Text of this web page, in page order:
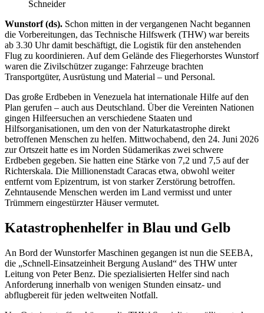
Schneider
Wunstorf (ds). Schon mitten in der vergangenen Nacht begannen
die Vorbereitungen, das Technische Hilfswerk (THW) war bereits
ab 3.30 Uhr damit beschäftigt, die Logistik für den anstehenden
Flug zu koordinieren. Auf dem Gelände des Fliegerhorstes Wunstorf
waren die Zivilschützer zugange: Fahrzeuge brachten
Transportgüter, Ausrüstung und Material – und Personal.
Das große Erdbeben in Venezuela hat internationale Hilfe auf den
Plan gerufen – auch aus Deutschland. Über die Vereinten Nationen
gingen Hilfeersuchen an verschiedene Staaten und
Hilfsorganisationen, um den von der Naturkatastrophe direkt
betroffenen Menschen zu helfen. Mittwochabend, den 24. Juni 2026
zur Ortszeit hatte es im Norden Südamerikas zwei schwere
Erdbeben gegeben. Sie hatten eine Stärke von 7,2 und 7,5 auf der
Richterskala. Die Millionenstadt Caracas etwa, obwohl weiter
entfernt vom Epizentrum, ist von starker Zerstörung betroffen.
Zehntausende Menschen werden im Land vermisst und unter
Trümmern eingestürzter Häuser vermutet.
Katastrophenhelfer in Blau und Gelb
An Bord der Wunstorfer Maschinen gegangen ist nun die SEEBA,
die „Schnell-Einsatzeinheit Bergung Ausland“ des THW unter
Leitung von Peter Benz. Die spezialisierten Helfer sind nach
Anforderung innerhalb von wenigen Stunden einsatz- und
abflugbereit für jeden weltweiten Notfall.